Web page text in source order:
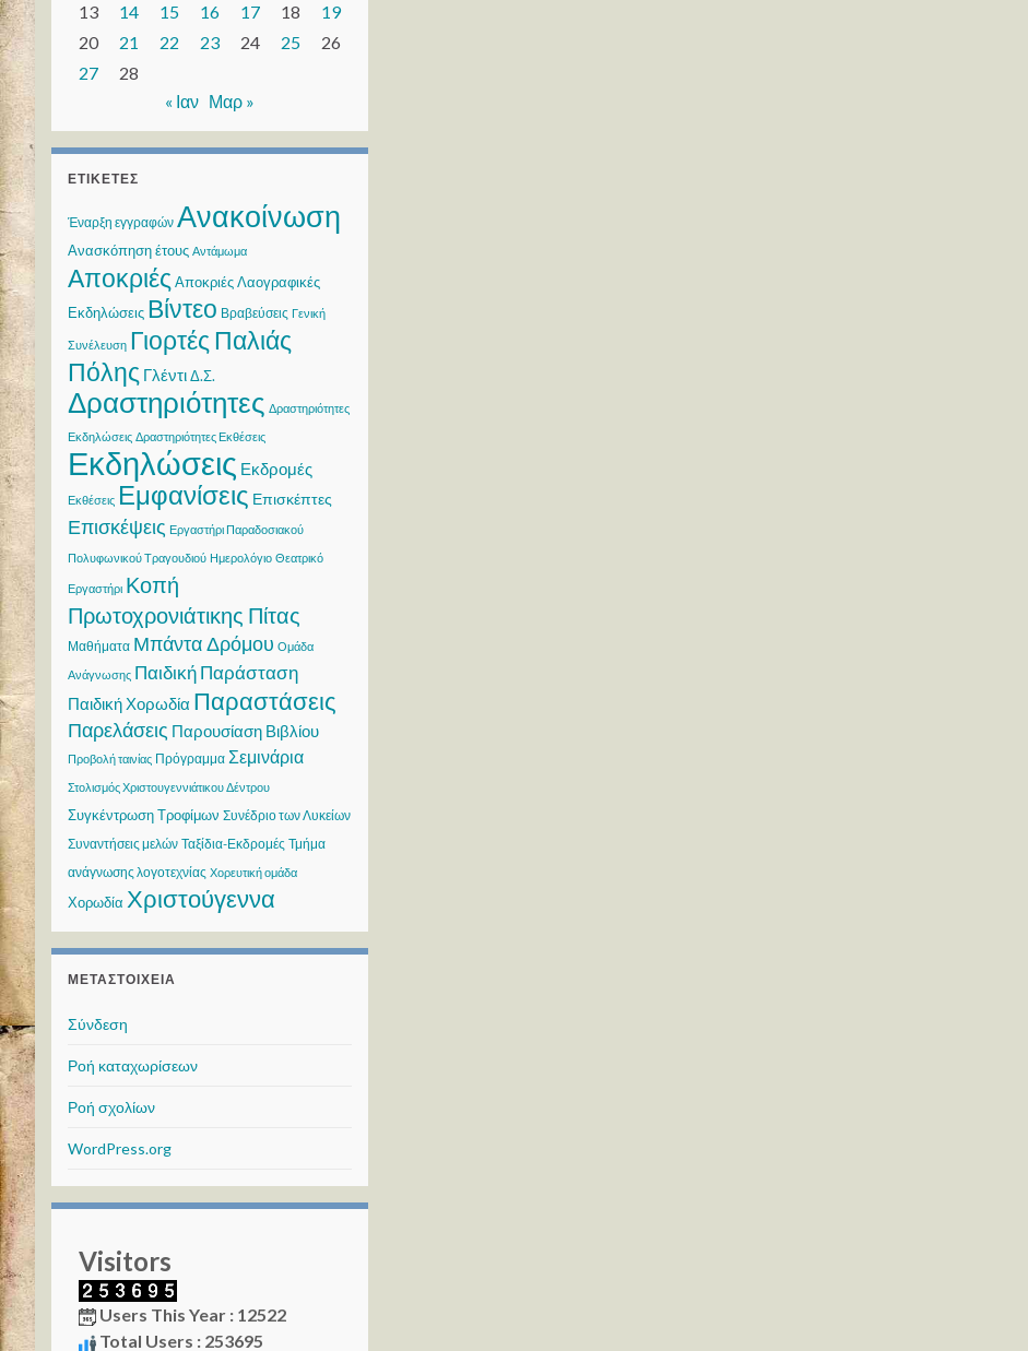
13
14 15 16 17 18
19
20
21 22 23 24 25
26
27
28
« Ιαν Μαρ »
ΕΤΙΚΈΤΕΣ
Έναρξη εγγραφών Ανακοίνωση
Ανασκόπηση έτους Αντάμωμα
Αποκριές Αποκριές Λαογραφικές
Εκδηλώσεις Βίντεο Βραβεύσεις Γενική
Συνέλευση Γιορτές Παλιάς
Πόλης ΓλέντιΔ.Σ.
Δραστηριότητες Δραστηριότητες
Εκδηλώσεις Δραστηριότητες Εκθέσεις
Εκδηλώσεις Εκδρομές
Εκθέσεις Εμφανίσεις Επισκέπτες
Επισκέψεις Εργαστήρι Παραδοσιακού
Πολυφωνικού Τραγουδιού Ημερολόγιο Θεατρικό
Εργαστήρι Κοπή
Πρωτοχρονιάτικης Πίτας
Μαθήματα Μπάντα Δρόμου Ομάδα
Ανάγνωσης Παιδική Παράσταση
Παιδική Χορωδία Παραστάσεις
Παρελάσεις Παρουσίαση Βιβλίου
Προβολή ταινίας Πρόγραμμα Σεμινάρια
Στολισμός Χριστουγεννιάτικου Δέντρου
Συγκέντρωση Τροφίμων Συνέδριο των Λυκείων
Συναντήσεις μελών Ταξίδια-Εκδρομές Τμήμα
ανάγνωσης λογοτεχνίας Χορευτική ομάδα
Χορωδία Χριστούγεννα
ΜΕΤΑΣΤΟΙΧΕΊΑ
Σύνδεση
Ροή καταχωρίσεων
Ροή σχολίων
WordPress.org
Visitors
Users This Year : 12522
Total Users : 253695